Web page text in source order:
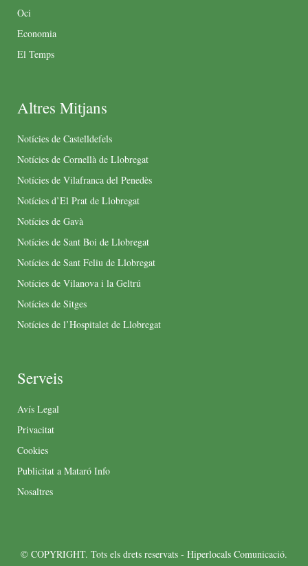
Oci
Economia
El Temps
Altres Mitjans
Notícies de Castelldefels
Notícies de Cornellà de Llobregat
Notícies de Vilafranca del Penedès
Notícies d’El Prat de Llobregat
Notícies de Gavà
Notícies de Sant Boi de Llobregat
Notícies de Sant Feliu de Llobregat
Notícies de Vilanova i la Geltrú
Notícies de Sitges
Notícies de l’Hospitalet de Llobregat
Serveis
Avís Legal
Privacitat
Cookies
Publicitat a Mataró Info
Nosaltres
© COPYRIGHT. Tots els drets reservats - Hiperlocals Comunicació.